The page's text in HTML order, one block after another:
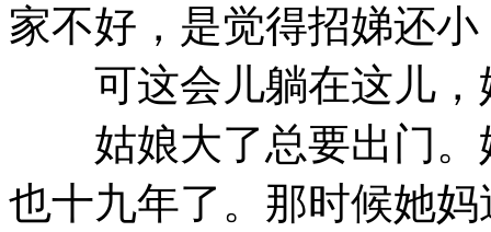
家不好，是觉得招娣还
可这会儿躺在这儿，
姑娘大了总要出门。
也十九年了。那时候她